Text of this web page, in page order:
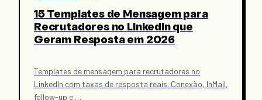
15 Templates de Mensagem para
Recrutadores no LinkedIn que
Geram Resposta em 2026
Templates de mensagem para recrutadores no
LinkedIn com taxas de resposta reais. Conexão, InMail,
follow-up e …